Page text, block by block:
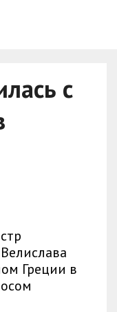
с
Греции в